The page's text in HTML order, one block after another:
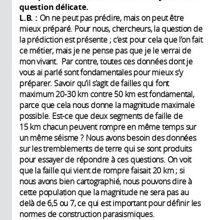
question délicate.
L.B. : On ne peut pas prédire, mais on peut être
mieux préparé. Pour nous, chercheurs, la question de
la prédiction est présente ; c’est pour cela que l’on fait
ce métier, mais je ne pense pas que je le verrai de
mon vivant. Par contre, toutes ces données dont je
vous ai parlé sont fondamentales pour mieux s’y
préparer. Savoir qu’il s’agit de failles qui font
maximum 20-30 km contre 50 km est fondamental,
parce que cela nous donne la magnitude maximale
possible. Est-ce que deux segments de faille de
15 km chacun peuvent rompre en même temps sur
un même séisme ? Nous avons besoin des données
sur les tremblements de terre qui se sont produits
pour essayer de répondre à ces questions. On voit
que la faille qui vient de rompre faisait 20 km ; si
nous avons bien cartographié, nous pouvons dire à
cette population que la magnitude ne sera pas au
delà de 6,5 ou 7, ce qui est important pour définir les
normes de construction parasismiques.